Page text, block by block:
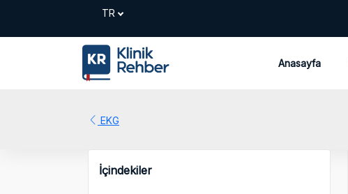
Anasayfa
EKG
İçindekiler